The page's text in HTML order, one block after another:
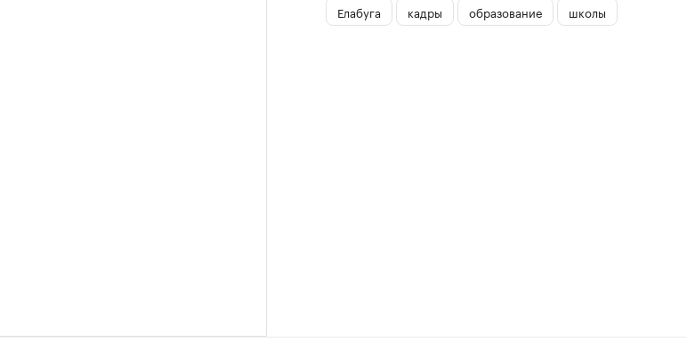
Елабуга кадры образование школы